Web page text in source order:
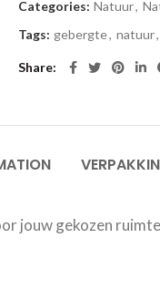
Categories: Natuur,
Tags: gebergte, natuur,
Share
jouw gekozen